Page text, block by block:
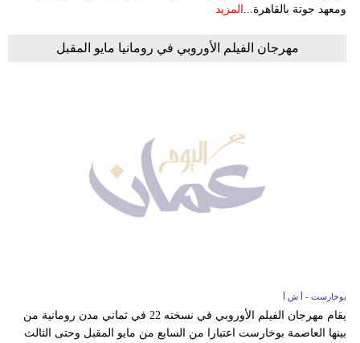
ومعهد جوتة بالقاهرة... المزيد
مهرجان الفيلم الأوروبي في رومانيا مايو المقبل
بوخارست - أ ش أ
يقام مهرجان الفيلم الأوروبي في نسخته 22 في ثماني مدن رومانية من
بينها العاصمة بوخارست اعتبارا من السابع من مايو المقبل وحتى الثالث